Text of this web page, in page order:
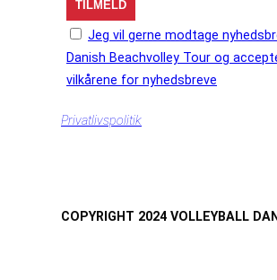
Jeg vil gerne modtage
Danish Beachvolley Tour og
vilkårene for nyhedsbreve
Privatlivspolitik
COPYRIGHT 2024 VOLLEYBALL